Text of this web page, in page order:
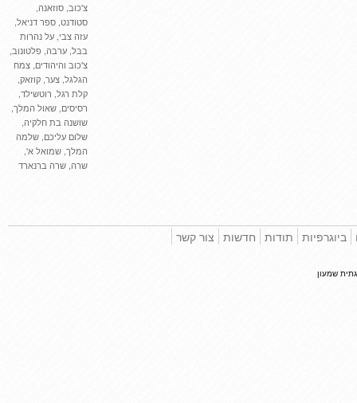
צ'כוב,סוזאנה,
סטודנט,ספר דניאל,
עזה צבי,על נהרות
,ערבה,פלטונוב,
צ'כוב והיהודים,צמח
הגלגל,צער ,קוזאק,
קלת רגל,רוטשילד,
רסיסים,שאול המלך,
שושנה בת חלקיה,
שלום עליכם,שלמה
המלך,שמואל א',
שרה,שרה ברנארד
תודות חדשות צור קשר
שמעון